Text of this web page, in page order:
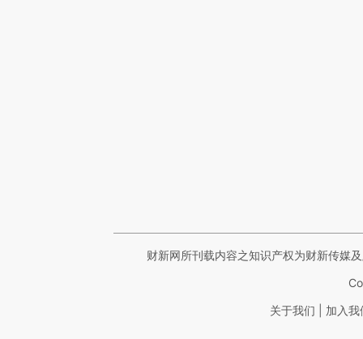
财新网所刊载内容之知识产权为财新传媒
关于我们 加入我